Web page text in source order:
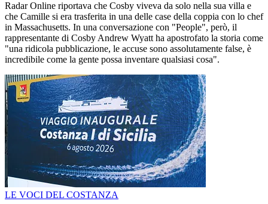
Radar Online riportava che Cosby viveva da solo nella sua villa e
che Camille si era trasferita in una delle case della coppia con lo chef
in Massachusetts. In una conversazione con "People", però, il
rappresentante di Cosby Andrew Wyatt ha apostrofato la storia come
"una ridicola pubblicazione, le accuse sono assolutamente false, è
incredibile come la gente possa inventare qualsiasi cosa".
LE VOCI DEL COSTANZA